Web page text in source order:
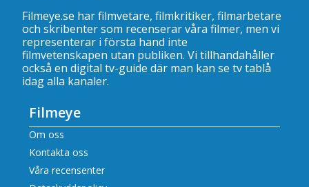
Filmeye.se har filmvetare, filmkritiker, filmarbetare
och skribenter som recenserar våra filmer, men vi
representerar i första hand inte
filmvetenskapen utan publiken. Vi tillhandahåller
också en digital tv-guide där man kan se tv tablå
idag alla kanaler.
Filmeye
Om oss
Kontakta oss
Våra recensenter